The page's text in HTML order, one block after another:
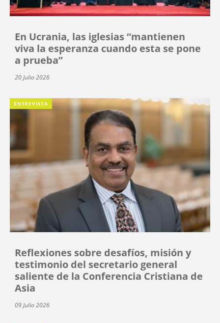
En Ucrania, las iglesias “mantienen
viva la esperanza cuando esta se pone
a prueba”
20 Julio 2026
ENTREVISTA
Reflexiones sobre desafíos, misión y
testimonio del secretario general
saliente de la Conferencia Cristiana de
Asia
09 Julio 2026